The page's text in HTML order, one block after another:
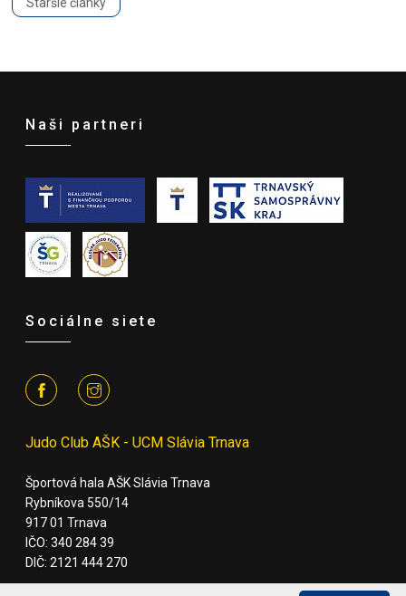
Naši partneri
Sociálne siete
Judo Club AŠK - UCM Slávia Trnava
Športová hala AŠK Slávia Trnava
Rybníkova 550/14
917 01 Trnava
IČO: 340 284 39
DIČ: 2121 444 270